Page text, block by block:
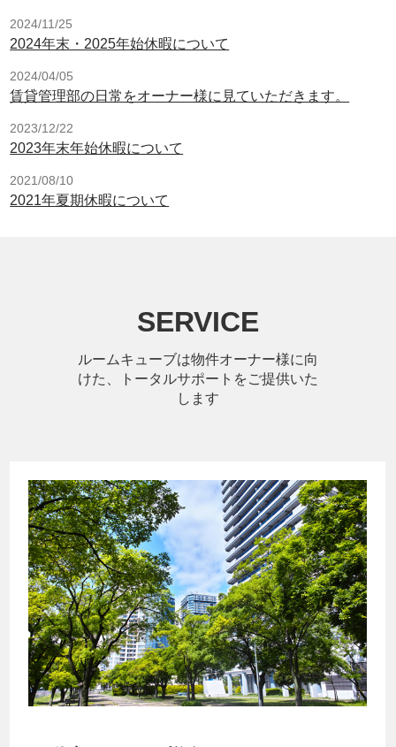
2024/11/25
2024年末・2025年始休暇について
2024/04/05
賃貸管理部の日常をオーナー様に見ていただきます。
2023/12/22
2023年末年始休暇について
2021/08/10
2021年夏期休暇について
SERVICE
ルームキューブは物件オーナー様に向
けた、トータルサポートをご提供いた
します